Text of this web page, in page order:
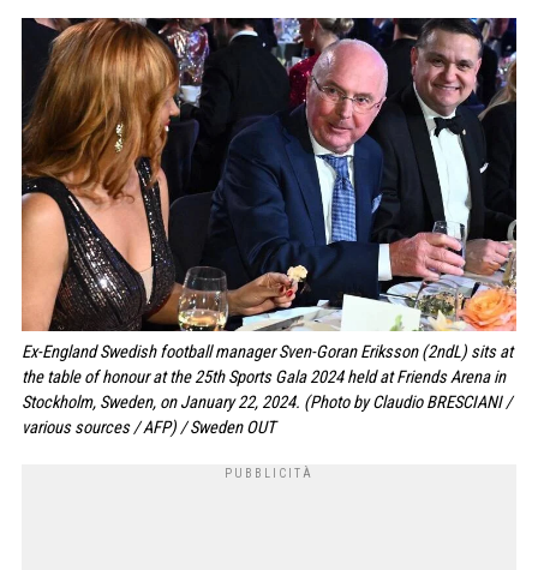
Ex-England Swedish football manager Sven-Goran Eriksson (2ndL) sits at
the table of honour at the 25th Sports Gala 2024 held at Friends Arena in
Stockholm, Sweden, on January 22, 2024. (Photo by Claudio BRESCIANI /
various sources / AFP) / Sweden OUT